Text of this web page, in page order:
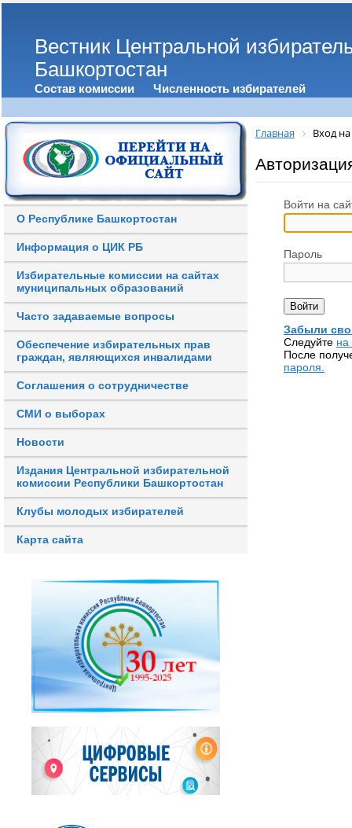
Вестник Центральной
Башкортостан
Состав комиссии Численность избирателей
О Республике Башкортостан
Информация о ЦИК РБ
Избирательные комиссии на сайтах
муниципальных образований
Часто задаваемые вопросы
Обеспечение избирательных прав
граждан, являющихся инвалидами
Соглашения о сотрудничестве
СМИ о выборах
Новости
Издания Центральной избирательной
комиссии Республики Башкортостан
Клубы молодых избирателей
Карта сайта
Главная Вход на
Войти на
Пароль
Забыли
Следуйте на
После
пароля.